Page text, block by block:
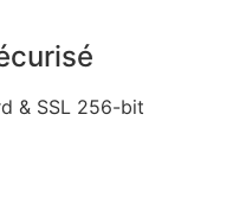
& SSL 256-bit